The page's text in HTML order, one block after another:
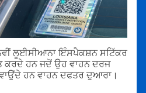
ਲੂਈਸੀਆਨਾ ਇੰਸਪੈਕਸ਼ਨ ਸਟਿੱਕਰ
ਕਰਦੇ ਹਨ ਜਦੋਂ ਉਹ ਵਾਹਨ ਦਰਜ
ਹਨ ਵਾਹਨ ਦਫਤਰ ਦੁਆਰਾ।